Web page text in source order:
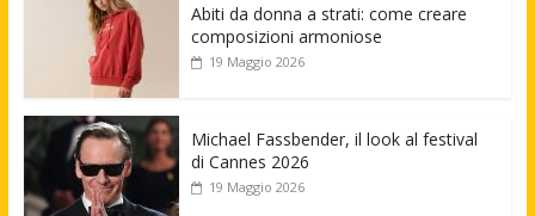
Abiti da donna a strati: come creare
composizioni armoniose
19 Maggio 2026
Michael Fassbender, il look al festival
di Cannes 2026
19 Maggio 2026